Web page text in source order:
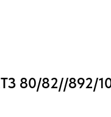
80/82//892/